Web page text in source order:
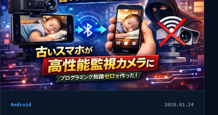
Android 2026.01.24